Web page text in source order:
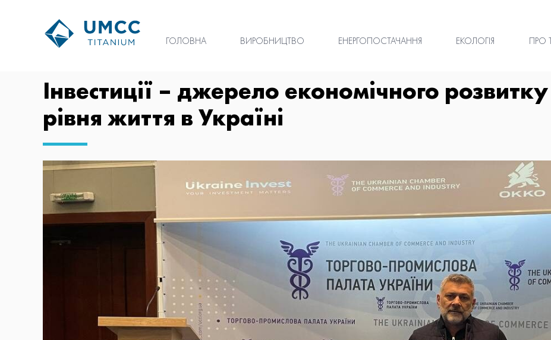
ГОЛОВНА ВИРОБНИЦТВО ЕНЕРГОПОСТАЧАННЯ ЕКОЛОГІЯ ПРО
Інвестиції – джерело економічного
рівня життя в Україні